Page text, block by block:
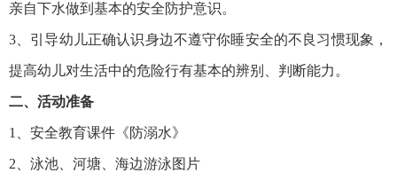
亲自下水做到基本的安全防护意识。
3、引导幼儿正确认识身边不遵守你睡安全的不良习惯现象，
提高幼儿对生活中的危险行有基本的辨别、判断能力。
二、活动准备
1、安全教育课件《防溺水》
2、泳池、河塘、海边游泳图片